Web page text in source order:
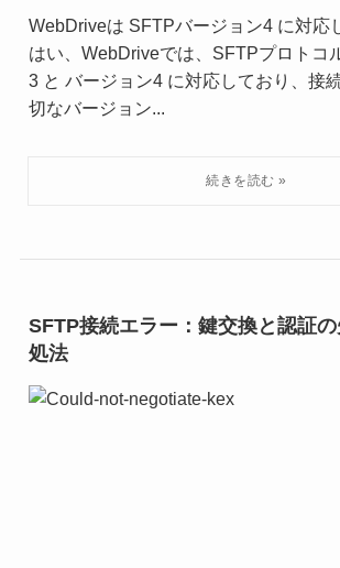
WebDriveは SFTPバージョン4 に対応
はい、WebDriveでは、SFTPプロトコ
3 と バージョン4 に対応しており、接
切なバージョン...
SFTP接続エラー：鍵交換と認証
処法